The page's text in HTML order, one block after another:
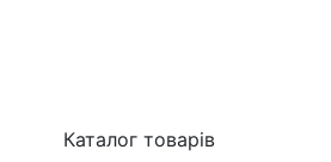
Каталог товарів